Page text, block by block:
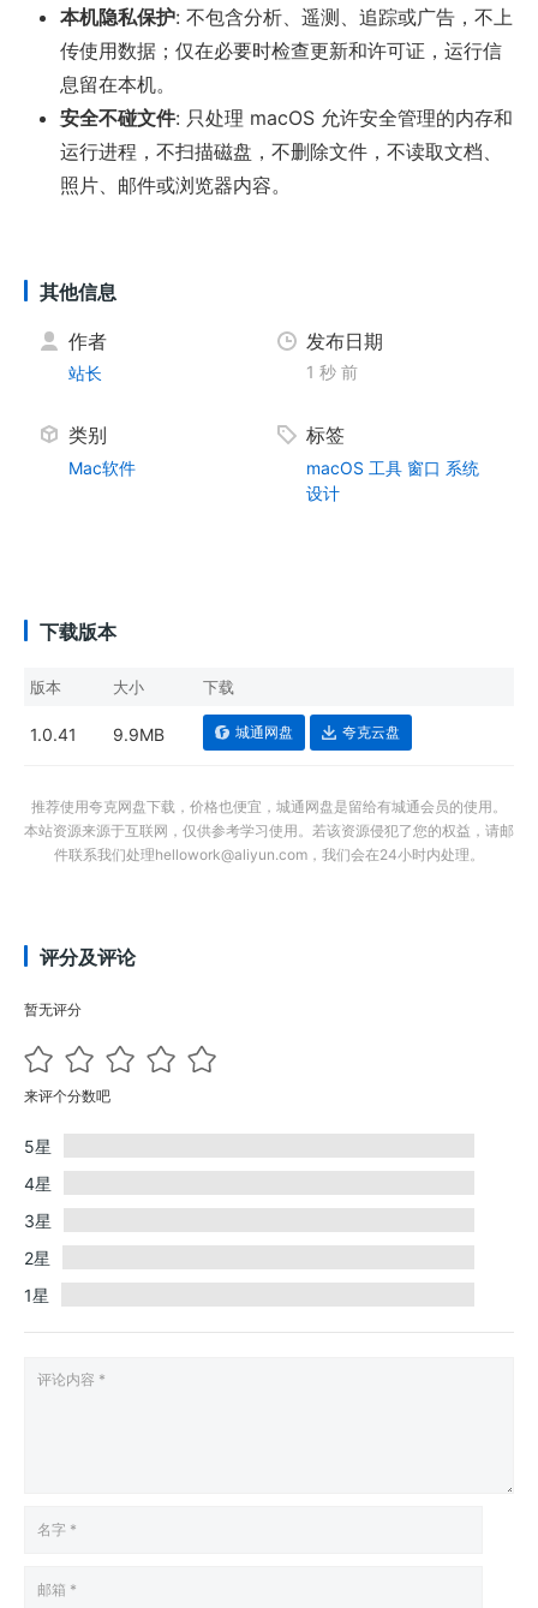
本机隐私保护: 不包含分析、遥测、追踪或广告，不上
传使用数据；仅在必要时检查更新和许可证，运行信
息留在本机。
安全不碰文件: 只处理 macOS 允许安全管理的内存和
运行进程，不扫描磁盘，不删除文件，不读取文档、
照片、邮件或浏览器内容。
其他信息
作者
站长
发布日期
1 秒 前
类别
Mac软件
标签
macOS 工具 窗口 系统
设计
下载版本
版本 大小 下载
1.0.41 9.9MB 城通网盘 夸克云盘
推荐使用夸克网盘下载，价格也便宜，城通网盘是留给有城通会员的使用。
本站资源来源于互联网，仅供参考学习使用。若该资源侵犯了您的权益，请邮
件联系我们处理hellowork@aliyun.com，我们会在24小时内处理。
评分及评论
暂无评分
来评个分数吧
5星
4星
3星
2星
1星